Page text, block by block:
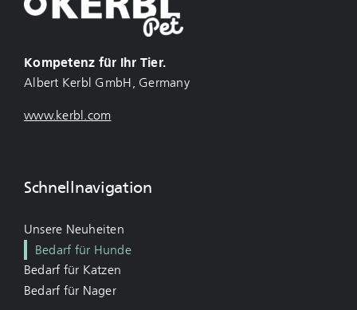
Kompetenz für Ihr Tier.
Albert Kerbl GmbH, Germany
www.kerbl.com
Schnellnavigation
Unsere Neuheiten
Bedarf für Hunde
Bedarf für Katzen
Bedarf für Nager